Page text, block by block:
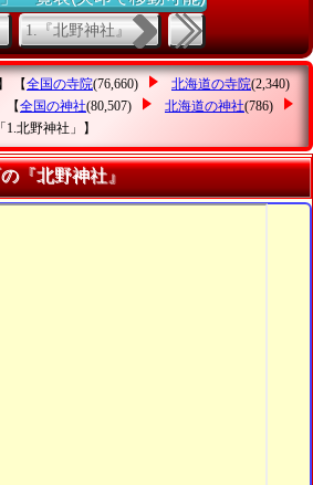
1.『北野神社』
【全国の寺院(76,660) 北海道の寺院(2,340)
【全国の神社(80,507) 北海道の神社(786)
「1.北野神社」 】
『北野神社』